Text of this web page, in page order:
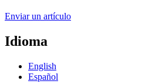
Enviar un artículo
Idioma
English
Español